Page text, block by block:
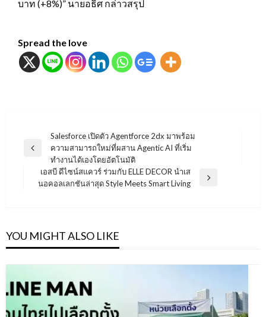
บาท (+8%)” นายอธิศ กล่าวสรุป
Spread the love
แนะแนว
เรื่อง
Previous
Salesforce เปิดตัว Agentforce 2dx มาพร้อม
ความสามารถใหม่ที่ผสาน Agentic AI ที่เริ่ม
ทำงานได้เองโดยอัตโนมัติ
Next
เอสบี ดีไซน์สแควร์ ร่วมกับ ELLE DECOR นำเส
นอคอลเลกชันล่าสุด Style Meets Smart Living
YOU MIGHT ALSO LIKE